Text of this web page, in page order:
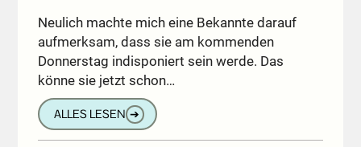
Neulich machte mich eine Bekannte darauf
aufmerksam, dass sie am kommenden
Donnerstag indisponiert sein werde. Das
könne sie jetzt schon…
ALLES LESEN ➔